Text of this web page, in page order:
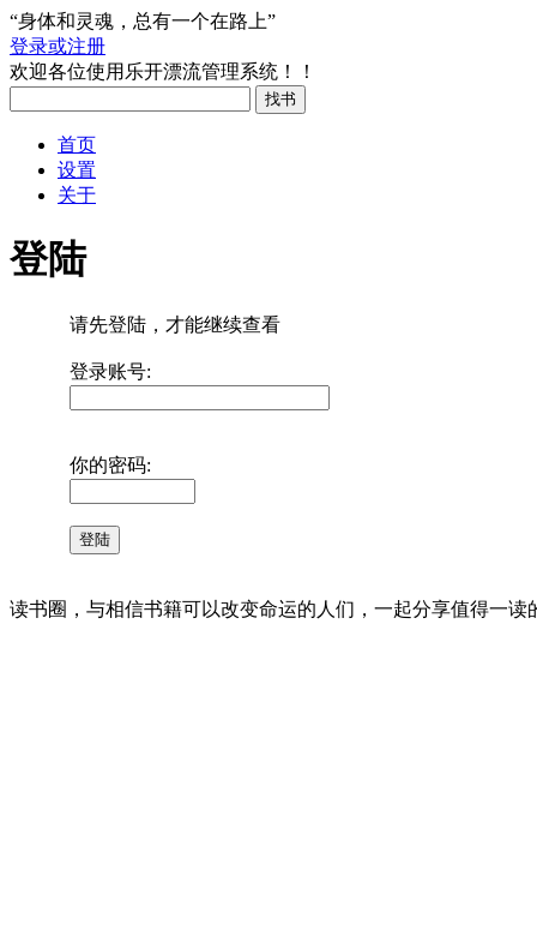
“身体和灵魂，总有一个在路上”
登录或注册
欢迎各位使用乐开漂流管理系统！！
首页
设置
关于
登陆
请先登陆，才能继续查看
登录账号:
你的密码:
读书圈，与相信书籍可以改变命运的人们，一起分享值得一读